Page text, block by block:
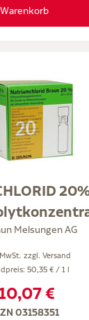
Melsungen AG
zzgl. Versand
50,35 € / 1 l
10,07 €
03158351